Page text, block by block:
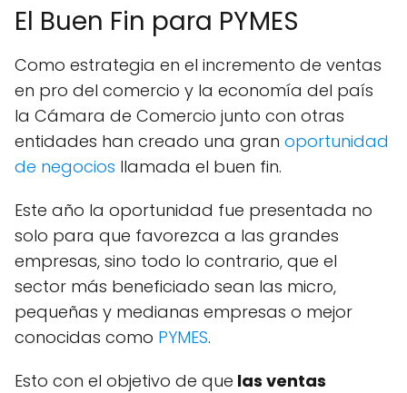
El Buen Fin para PYMES
Como estrategia en el incremento de ventas
en pro del comercio y la economía del país
la Cámara de Comercio junto con otras
entidades han creado una gran oportunidad
de negocios llamada el buen fin.
Este año la oportunidad fue presentada no
solo para que favorezca a las grandes
empresas, sino todo lo contrario, que el
sector más beneficiado sean las micro,
pequeñas y medianas empresas o mejor
conocidas como PYMES.
Esto con el objetivo de que las ventas